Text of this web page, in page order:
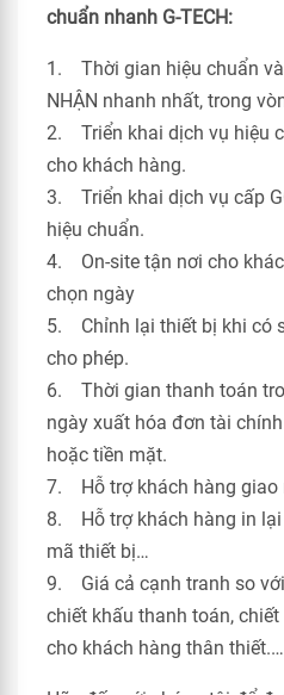
chuẩn nhanh G-TECH:
1. Thời gian hiệu chuẩn và
NHẬN nhanh nhất, trong
2. Triển khai dịch vụ hiệu
cho khách hàng.
3. Triển khai dịch vụ cấp
hiệu chuẩn.
4. On-site tận nơi cho
chọn ngày
5. Chỉnh lại thiết bị khi có
cho phép.
6. Thời gian thanh toán
ngày xuất hóa đơn tài
hoặc tiền mặt.
7. Hỗ trợ khách hàng giao
8. Hỗ trợ khách hàng in lại
mã thiết bị…
9. Giá cả cạnh tranh so
chiết khấu thanh toán,
cho khách hàng thân thiết.…